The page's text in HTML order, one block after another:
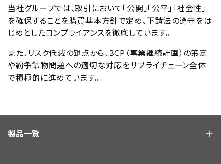
当社グループでは、取引において「公開」「公平」「社会性」
を確保することを購買基本方針で定め、下請法の遵守をは
じめとしたコンプライアンスを徹底しています。
また、リスク低減の観点から、BCP（事業継続計画）の策定
や紛争鉱物問題への適切な対応をサプライチェーン全体
で積極的に進めています。
製品一覧